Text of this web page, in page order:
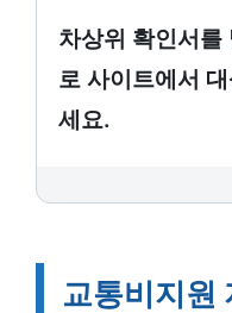
차상위 확인서를
로 사이트에서
세요.
교통비지원